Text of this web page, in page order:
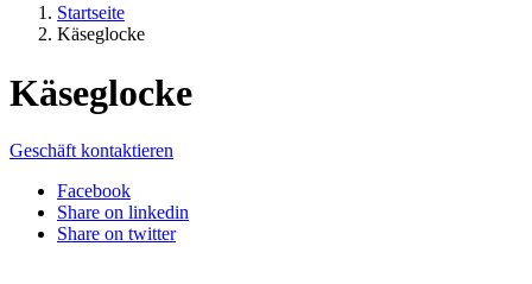
Startseite
Käseglocke
Käseglocke
Geschäft kontaktieren
Facebook
Share on linkedin
Share on twitter